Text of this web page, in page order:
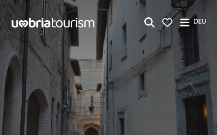
Zum Hauptinhalt springen
DEU